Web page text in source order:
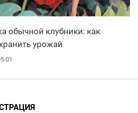
обычной клубники: как
урожай